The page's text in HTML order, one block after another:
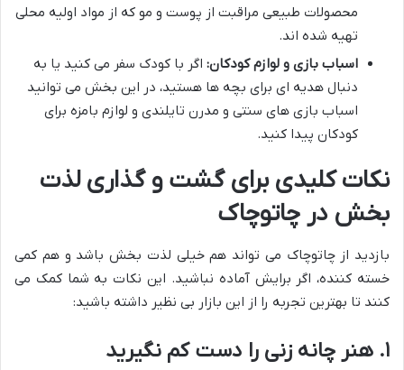
محصولات طبیعی مراقبت از پوست و مو که از مواد اولیه محلی
تهیه شده اند.
اسباب بازی و لوازم کودکان: اگر با کودک سفر می کنید یا به
دنبال هدیه ای برای بچه ها هستید، در این بخش می توانید
اسباب بازی های سنتی و مدرن تایلندی و لوازم بامزه برای
کودکان پیدا کنید.
نکات کلیدی برای گشت و گذاری لذت
بخش در چاتوچاک
بازدید از چاتوچاک می تواند هم خیلی لذت بخش باشد و هم کمی
خسته کننده، اگر برایش آماده نباشید. این نکات به شما کمک می
کنند تا بهترین تجربه را از این بازار بی نظیر داشته باشید:
۱. هنر چانه زنی را دست کم نگیرید